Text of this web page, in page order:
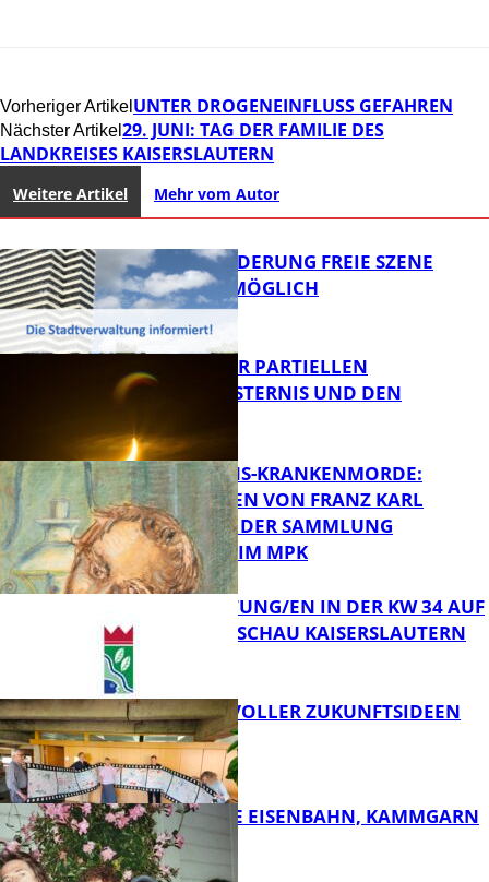
Vorheriger Artikel UNTER DROGENEINFLUSS GEFAHREN
Nächster Artikel 29. JUNI: TAG DER FAMILIE DES
LANDKREISES KAISERSLAUTERN
Weitere Artikel Mehr vom Autor
PROJEKTFÖRDERUNG FREIE SZENE
WEITERHIN MÖGLICH
Bildung
VORTRAG ZUR PARTIELLEN
SONNENFINSTERNIS UND DEN
PERSEIDEN
OPFER DER NS-KRANKENMORDE:
ZEICHNUNGEN VON FRANZ KARL
BÜHLER AUS DER SAMMLUNG
PRINZHORN IM MPK
FB Kultur
VERANSTALTUNG/EN IN DER KW 34 AUF
DER GARTENSCHAU KAISERSLAUTERN
FB Kultur
FILMROLLE VOLLER ZUKUNFTSIDEEN
DIE HÖCHSTE EISENBAHN, KAMMGARN